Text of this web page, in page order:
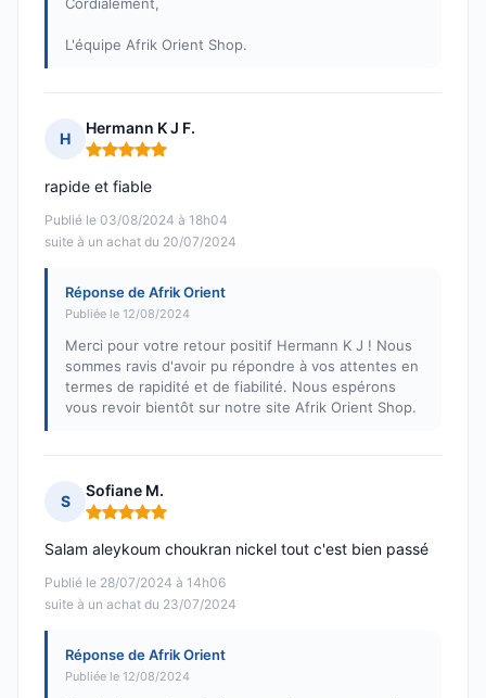
L'équipe Afrik Orient Shop.
H
Hermann K J F.
Note : 5 sur 5
Publié le 03/08/2024 à 18h04
suite à un achat du 20/07/2024
rapide et fiable
Réponse de Afrik Orient
Publiée le 12/08/2024
Merci pour votre retour positif Hermann K J ! Nous
sommes ravis d'avoir pu répondre à vos attentes en
termes de rapidité et de fiabilité. Nous espérons
vous revoir bientôt sur notre site Afrik Orient Shop.
S
Sofiane M.
Note : 5 sur 5
Publié le 28/07/2024 à 14h06
suite à un achat du 23/07/2024
Salam aleykoum choukran nickel tout c'est bien passé
Réponse de Afrik Orient
Publiée le 12/08/2024